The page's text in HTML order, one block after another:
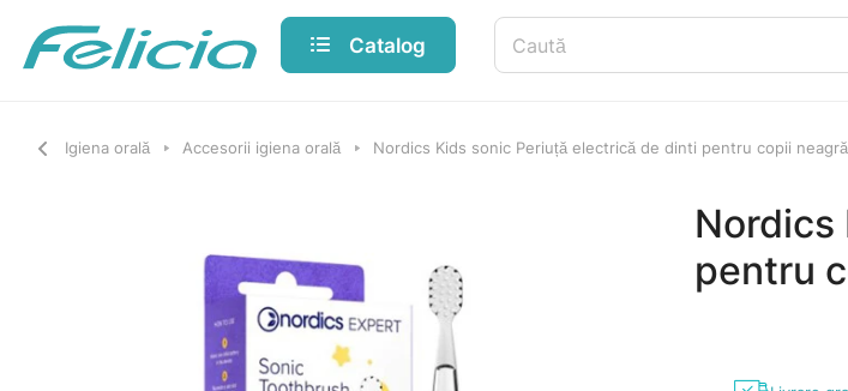
Catalog
Igiena orală Accesorii igiena orală Nordics Kids sonic Periuță electrică de dinti pentru copii neagră
Nordics
pentru